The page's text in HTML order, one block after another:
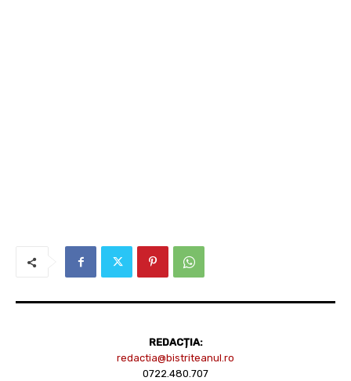
REDACȚIA:
redactia@bistriteanul.ro
0722.480.707